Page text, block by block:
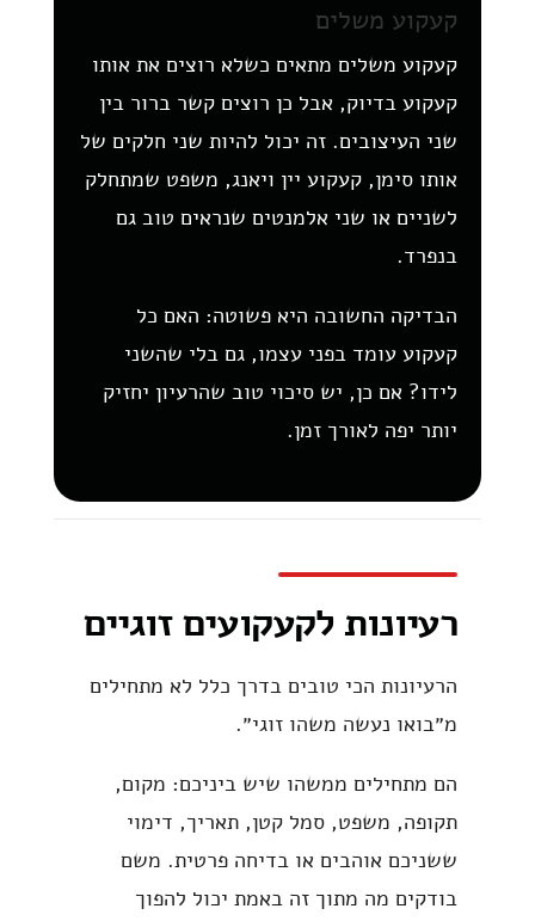
קעקוע משלים
קעקוע משלים מתאים כשלא רוצים את אותו
קעקוע בדיוק, אבל כן רוצים קשר ברור בין
שני העיצובים. זה יכול להיות שני חלקים של
אותו סימן, קעקוע יין ויאנג, משפט שמתחלק
לשניים או שני אלמנטים שנראים טוב גם
בנפרד.
הבדיקה החשובה היא פשוטה: האם כל
קעקוע עומד בפני עצמו, גם בלי שהשני
לידו? אם כן, יש סיכוי טוב שהרעיון יחזיק
יותר יפה לאורך זמן.
רעיונות לקעקועים זוגיים
הרעיונות הכי טובים בדרך כלל לא מתחילים
מ״בואו נעשה משהו זוגי״.
הם מתחילים ממשהו שיש ביניכם: מקום,
תקופה, משפט, סמל קטן, תאריך, דימוי
ששניכם אוהבים או בדיחה פרטית. משם
בודקים מה מתוך זה באמת יכול להפוך